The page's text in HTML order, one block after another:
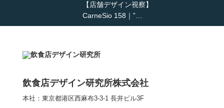
【店舗デザイン視察】
CarneSio 158｜”…
【熊の鳥焼き】囲炉裏
飲食店デザイン研究所株式会社
本社：東京都港区西麻布3-3-1 長井ビル3F